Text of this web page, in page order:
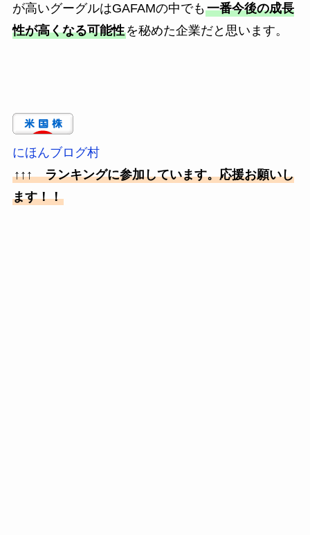
が高いグーグルはGAFAMの中でも一番今後の成長
性が高くなる可能性を秘めた企業だと思います。
にほんブログ村
↑↑↑ ランキングに参加しています。応援お願いし
ます！！